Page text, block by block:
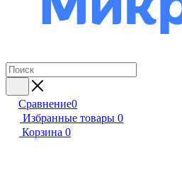
Сравнение0
Избранные товары 0
Корзина 0